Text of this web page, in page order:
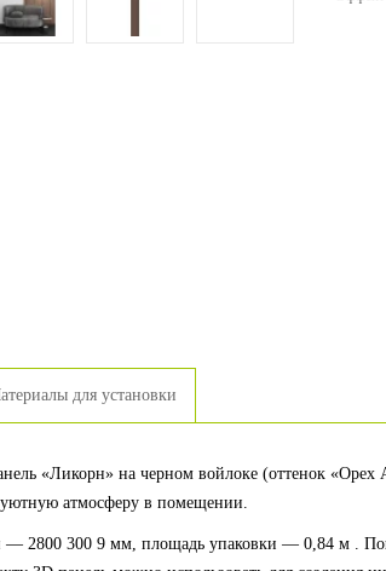
для установки
«Ликорн» на черном войлоке (оттенок
атмосферу в помещении.
2800 300 9 мм, площадь упаковки — 0,84 м .